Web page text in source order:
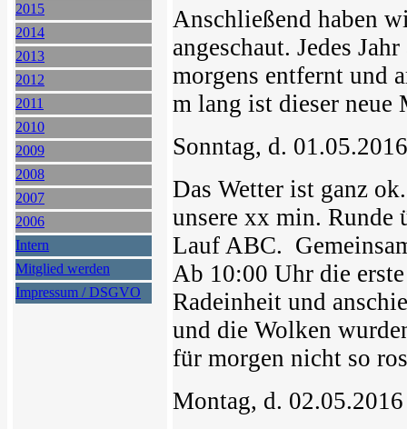
2015
2014
2013
2012
2011
2010
2009
2008
2007
2006
Intern
Mitglied werden
Impressum / DSGVO
Anschließend haben
angeschaut. Jedes
morgens entfernt und
m lang ist dieser neue
Sonntag, d. 01.05.2016
Das Wetter ist ganz
unsere xx min. Runde
Lauf ABC.
Ab 10:00 Uhr die
Radeinheit und
und die Wolken
für morgen nicht so
Montag, d. 02.05.2016